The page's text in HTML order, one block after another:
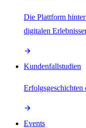
Die Plattform hinter
digitalen
Kundenfallstudien
Erfolgsgeschichten
Events